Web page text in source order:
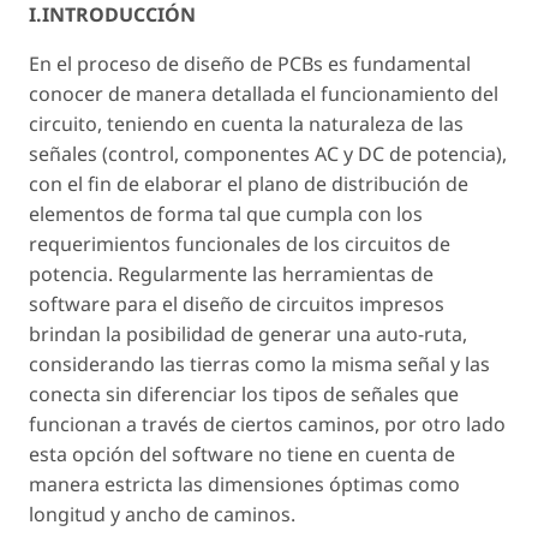
I.INTRODUCCIÓN
En el proceso de diseño de PCBs es fundamental
conocer de manera detallada el funcionamiento del
circuito, teniendo en cuenta la naturaleza de las
señales (control, componentes AC y DC de potencia),
con el fin de elaborar el plano de distribución de
elementos de forma tal que cumpla con los
requerimientos funcionales de los circuitos de
potencia. Regularmente las herramientas de
software para el diseño de circuitos impresos
brindan la posibilidad de generar una auto-ruta,
considerando las tierras como la misma señal y las
conecta sin diferenciar los tipos de señales que
funcionan a través de ciertos caminos, por otro lado
esta opción del software no tiene en cuenta de
manera estricta las dimensiones óptimas como
longitud y ancho de caminos.